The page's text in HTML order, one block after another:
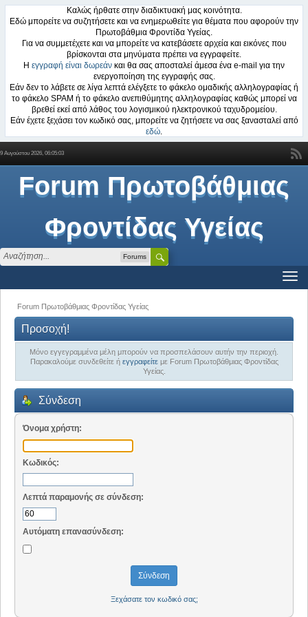
Καλώς ήρθατε στην διαδικτυακή μας κοινότητα.
Εδώ μπορείτε να συζητήσετε και να ενημερωθείτε για θέματα που αφορούν την
Πρωτοβάθμια Φροντίδα Υγείας.
Για να συμμετέχετε και να μπορείτε να κατεβάσετε αρχεία και εικόνες που
βρίσκονται στα μηνύματα πρέπει να εγγραφείτε.
Η εγγραφή είναι δωρεάν και θα σας αποσταλεί άμεσα ένα e-mail για την
ενεργοποίηση της εγγραφής σας.
Εάν δεν το λάβετε σε λίγα λεπτά ελέγξετε το φάκελο ομαδικής αλληλογραφίας ή
το φάκελο SPAM ή το φάκελο ανεπιθύμητης αλληλογραφίας καθώς μπορεί να
βρεθεί εκεί από λάθος του λογισμικού ηλεκτρονικού ταχυδρομείου.
Εάν έχετε ξεχάσει τον κωδικό σας, μπορείτε να ζητήσετε να σας ξανασταλεί από
εδώ.
9 Αυγούστου 2026, 06:05:03
Forum Πρωτοβάθμιας
Φροντίδας Υγείας
Forums
Forum Πρωτοβάθμιας Φροντίδας Υγείας
Προσοχή!
Μόνο εγγεγραμμένα μέλη μπορούν να προσπελάσουν αυτήν την περιοχή.
Παρακαλούμε συνδεθείτε ή εγγραφείτεμε Forum Πρωτοβάθμιας Φροντίδας
Υγείας.
Σύνδεση
Όνομα χρήστη:
Κωδικός:
Λεπτά παραμονής σε σύνδεση:
Αυτόματη επανασύνδεση:
Ξεχάσατε τον κωδικό σας;